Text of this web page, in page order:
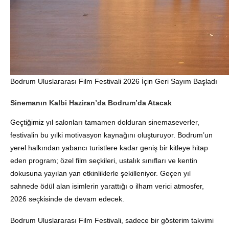
Bodrum Uluslararası Film Festivali 2026 İçin Geri Sayım Başladı
Sinemanın Kalbi Haziran’da Bodrum’da Atacak
Geçtiğimiz yıl salonları tamamen dolduran sinemaseverler,
festivalin bu yılki motivasyon kaynağını oluşturuyor. Bodrum’un
yerel halkından yabancı turistlere kadar geniş bir kitleye hitap
eden program; özel film seçkileri, ustalık sınıfları ve kentin
dokusuna yayılan yan etkinliklerle şekilleniyor. Geçen yıl
sahnede ödül alan isimlerin yarattığı o ilham verici atmosfer,
2026 seçkisinde de devam edecek.
Bodrum Uluslararası Film Festivali, sadece bir gösterim takvimi